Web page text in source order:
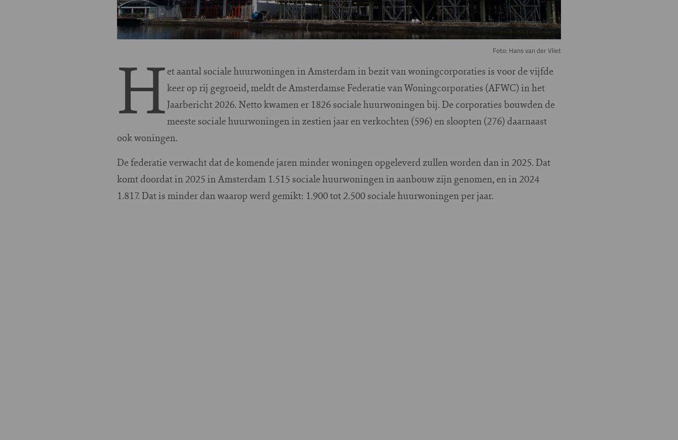
Foto: Hans van der Vliet
Het aantal sociale huurwoningen in Amsterdam in bezit van woningcorporaties is voor de vijfde
keer op rij gegroeid, meldt de Amsterdamse Federatie van Woningcorporaties (AFWC) in het
Jaarbericht 2026. Netto kwamen er 1826 sociale huurwoningen bij. De corporaties bouwden de
meeste sociale huurwoningen in zestien jaar en verkochten (596) en sloopten (276) daarnaast
ook woningen.
De federatie verwacht dat de komende jaren minder woningen opgeleverd zullen worden dan in 2025. Dat
komt doordat in 2025 in Amsterdam 1.515 sociale huurwoningen in aanbouw zijn geno­men, en in 2024
1.817. Dat is minder dan waarop werd gemikt: 1.900 tot 2.500 sociale huurwoningen per jaar.